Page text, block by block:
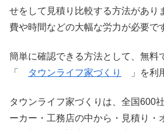
せをして見積り比較する方法があり
費や時間などの大幅な労力が必要で
簡単に確認できる方法として、無料
「
タウンライフ家づくり 」を利
タウンライフ家づくりは、全国600
ーカー・工務店の中から・見積り・